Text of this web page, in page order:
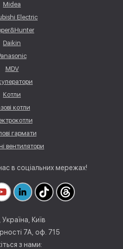
Midea
Electric
Daikin
MDV
Котли
котли
гармати
вентилятори
в соціальних мережах!
Київ
7А, оф. 715
з нами: